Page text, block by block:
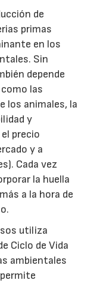
de
primas
en los
Sin
depende
las
los animales, la
y
precio
y a
Cada vez
la huella
a la hora de
utiliza
Ciclo de Vida
ambientales